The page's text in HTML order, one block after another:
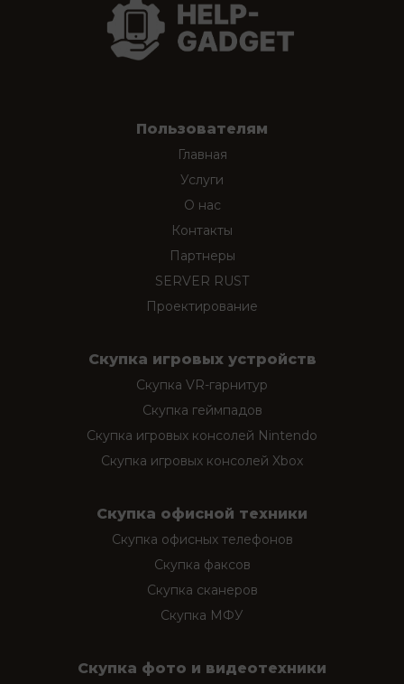
Пользователям
Главная
Услуги
О нас
Контакты
Партнеры
SERVER RUST
Проектирование
Скупка игровых устройств
Скупка VR-гарнитур
Скупка геймпадов
Скупка игровых консолей Nintendo
Скупка игровых консолей Xbox
Скупка офисной техники
Скупка офисных телефонов
Скупка факсов
Скупка сканеров
Скупка МФУ
Скупка фото и видеотехники